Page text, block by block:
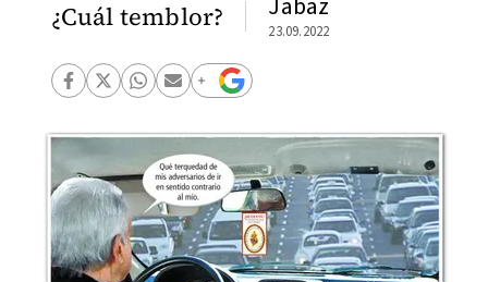
¿Cuál temblor? 23.09.2022